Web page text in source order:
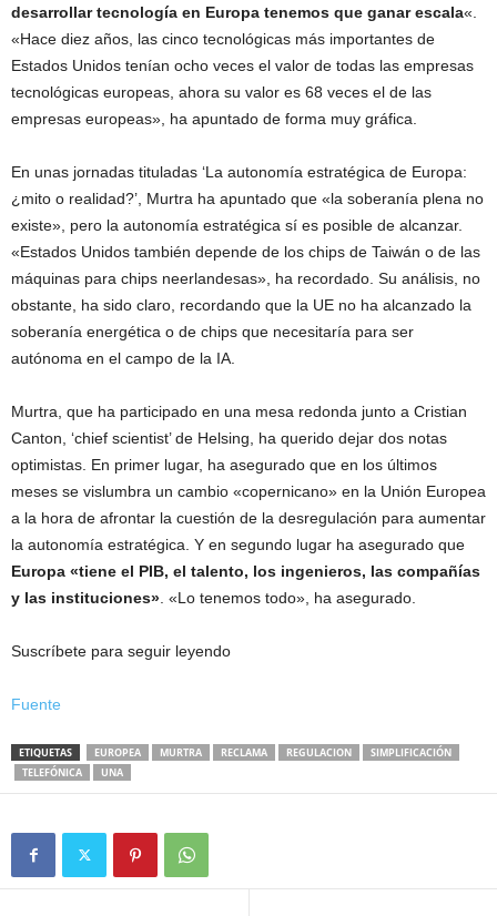
desarrollar tecnología en Europa tenemos que ganar escala«.
«Hace diez años, las cinco tecnológicas más importantes de
Estados Unidos tenían ocho veces el valor de todas las empresas
tecnológicas europeas, ahora su valor es 68 veces el de las
empresas europeas», ha apuntado de forma muy gráfica.
En unas jornadas tituladas ‘La autonomía estratégica de Europa:
¿mito o realidad?’, Murtra ha apuntado que «la soberanía plena no
existe», pero la autonomía estratégica sí es posible de alcanzar.
«Estados Unidos también depende de los chips de Taiwán o de las
máquinas para chips neerlandesas», ha recordado. Su análisis, no
obstante, ha sido claro, recordando que la UE no ha alcanzado la
soberanía energética o de chips que necesitaría para ser
autónoma en el campo de la IA.
Murtra, que ha participado en una mesa redonda junto a Cristian
Canton, ‘chief scientist’ de Helsing, ha querido dejar dos notas
optimistas. En primer lugar, ha asegurado que en los últimos
meses se vislumbra un cambio «copernicano» en la Unión Europea
a la hora de afrontar la cuestión de la desregulación para aumentar
la autonomía estratégica. Y en segundo lugar ha asegurado que
Europa «tiene el PIB, el talento, los ingenieros, las compañías
y las instituciones» . «Lo tenemos todo», ha asegurado.
Suscríbete para seguir leyendo
Fuente
ETIQUETAS EUROPEA MURTRA RECLAMA REGULACION
SIMPLIFICACIÓN
TELEFÓNICA
UNA